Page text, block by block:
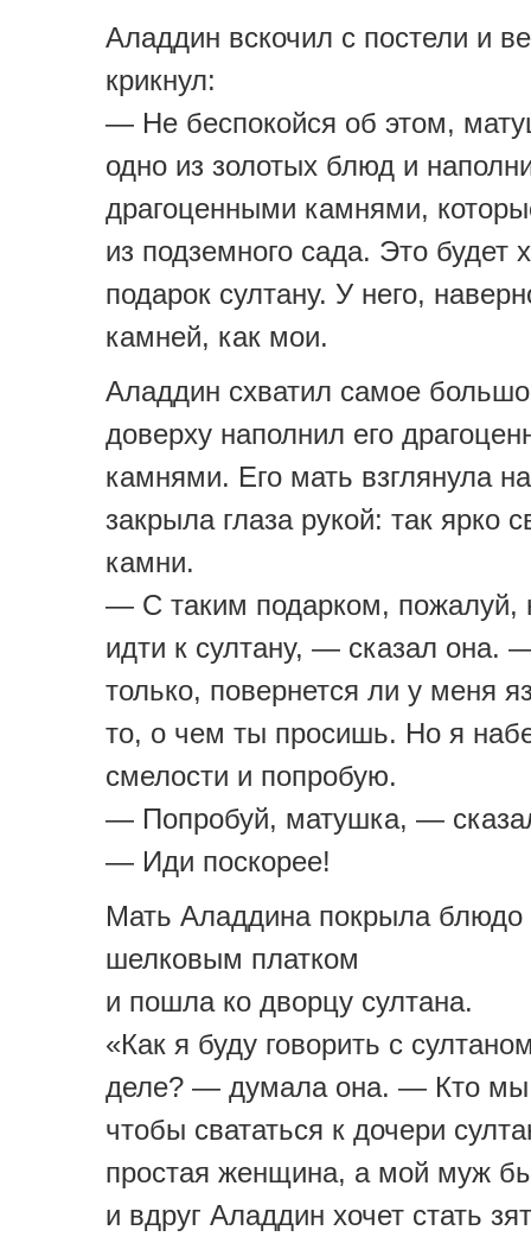
Аладдин вскочил с постели и
крикнул:
— Не беспокойся об этом,
одно из золотых блюд и
драгоценными камнями,
из подземного сада. Это будет
подарок султану. У него,
камней, как мои.
Аладдин схватил самое
доверху наполнил его
камнями. Его мать взглянула
закрыла глаза рукой: так ярко
камни.
— С таким подарком, пожалуй,
идти к султану, — сказал она.
только, повернется ли у меня
то, о чем ты просишь. Но я
смелости и попробую.
— Попробуй, матушка, —
— Иди поскорее!
Мать Аладдина покрыла блюдо
шелковым платком
и пошла ко дворцу султана.
«Как я буду говорить с
деле? — думала она. — Кто мы
чтобы свататься к дочери
простая женщина, а мой муж
и вдруг Аладдин хочет стать